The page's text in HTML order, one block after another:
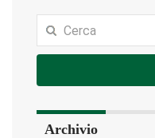
Archivio